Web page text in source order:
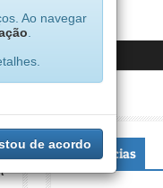
Ao navegar
de acordo
+Notícias